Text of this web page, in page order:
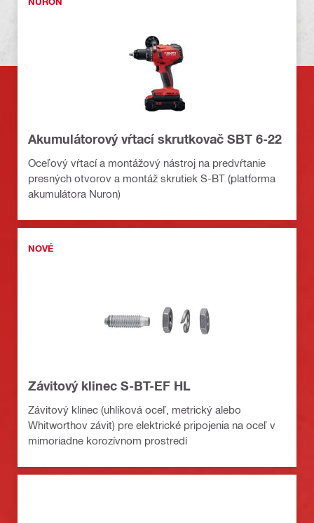
Akumulátorový vŕtací skrutkovač SBT 6-22
Oceľový vŕtací a montážový nástroj na predvŕtanie
presných otvorov a montáž skrutiek S-BT (platforma
akumulátora Nuron)
NOVÉ
Závitový klinec S-BT-EF HL
Závitový klinec (uhlíková oceľ, metrický alebo
Whitworthov závit) pre elektrické pripojenia na oceľ v
mimoriadne korozívnom prostredí